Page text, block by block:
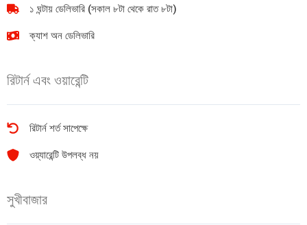
১ ঘন্টায় ডেলিভারি (সকাল ৮টা থেকে রাত ৮টা)
ক্যাশ অন ডেলিভারি
রিটার্ন এবং ওয়ারেন্টি
রিটার্ন শর্ত সাপেক্ষে
ওয়্যারেন্টি উপলব্ধ নয়
সুখীবাজার